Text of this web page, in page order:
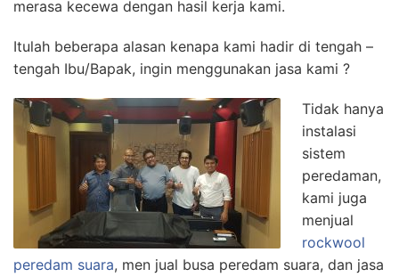
merasa kecewa dengan hasil kerja kami.
Itulah beberapa alasan kenapa kami hadir di tengah –
tengah Ibu/Bapak, ingin menggunakan jasa kami ?
Tidak hanya
instalasi
sistem
peredaman,
kami juga
menjual
rockwool
peredam suara, men jual busa peredam suara, dan jasa